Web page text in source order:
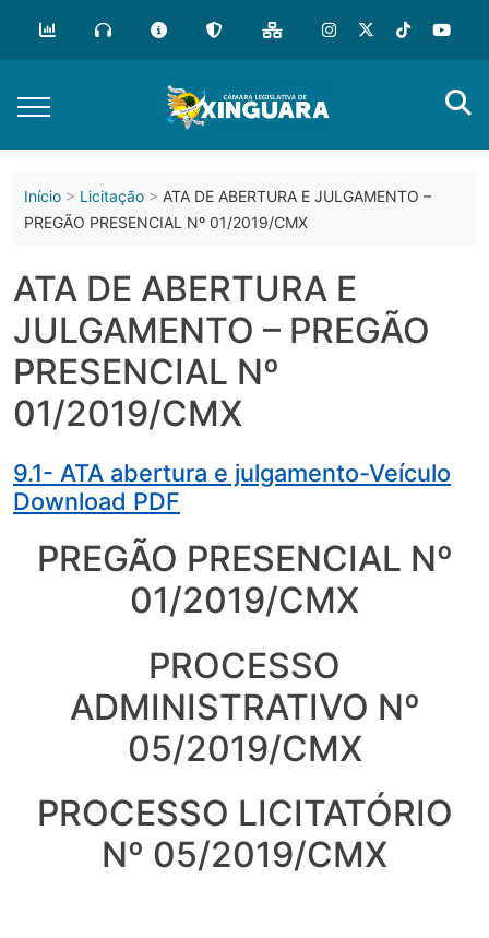
conteúdo
Início Licitação
ATA DE ABERTURA E JULGAMENTO –
PREGÃO PRESENCIAL Nº 01/2019/CMX
ATA DE ABERTURA E
JULGAMENTO – PREGÃO
PRESENCIAL Nº
01/2019/CMX
9.1- ATA abertura e julgamento-Veículo
Download PDF
PREGÃO PRESENCIAL Nº
01/2019/CMX
PROCESSO
ADMINISTRATIVO Nº
05/2019/CMX
PROCESSO LICITATÓRIO
Nº 05/2019/CMX